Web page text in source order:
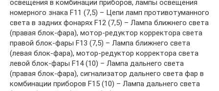
освещения в комбинации приборов, лампы освеще­ния
номерного знака F11 (7,5) – Цепи ламп противотуманного
света в задних фонарях F12 (7,5) – Лампа ближнего света
(правая блок-фара), мотор-редуктор корректора света
правой блок-фары F13 (7,5) – Лампа ближнего света
(левая блок-фара), мотор-редуктор корректора света
левой блок-фары F14 (10) – Лампа дальнего света
(правая блок-фара), сигнализатор дальнего света фар в
комбинации приборов F15 (10) – Лампа дальнего света